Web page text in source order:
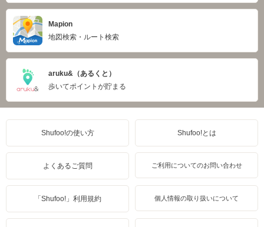
Mapion
地図検索・ルート検索
aruku&（あるくと）
歩いてポイントが貯まる
Shufoo!の使い方 Shufoo!とは
よくあるご質問 ご利用についてのお問い合わせ
「Shufoo!」利用規約 個人情報の取り扱いについて